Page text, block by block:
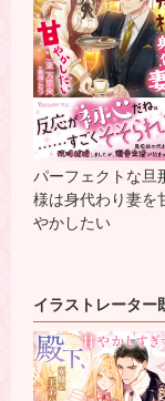
パーフェクトな旦
様は身代わり妻を
やかしたい
イラストレーター